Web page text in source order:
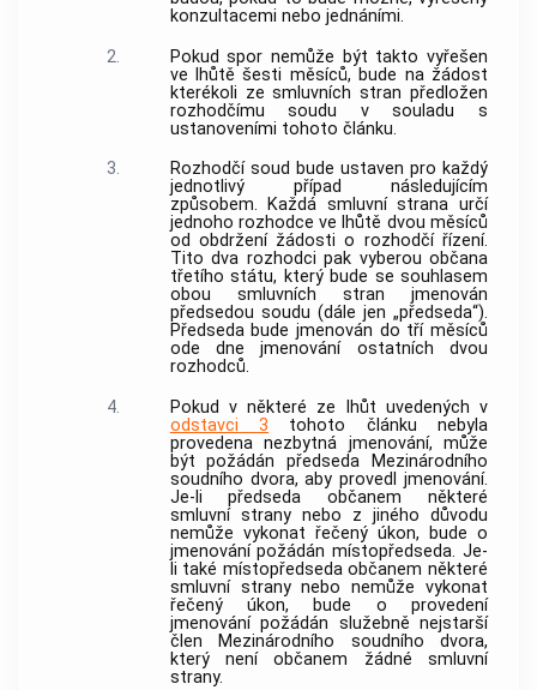
konzultacemi nebo jednáními.
2.
Pokud spor nemůže být takto vyřešen
ve lhůtě šesti měsíců, bude na žádost
kterékoli ze smluvních stran předložen
rozhodčímu soudu v souladu s
ustanoveními tohoto článku.
3.
Rozhodčí soud bude ustaven pro každý
jednotlivý případ následujícím
způsobem. Každá smluvní strana určí
jednoho rozhodce ve lhůtě dvou měsíců
od obdržení žádosti o rozhodčí řízení.
Tito dva rozhodci pak vyberou občana
třetího státu, který bude se souhlasem
obou smluvních stran jmenován
předsedou soudu (dále jen „předseda“).
Předseda bude jmenován do tří měsíců
ode dne jmenování ostatních dvou
rozhodců.
4.
Pokud v některé ze lhůt uvedených v
odstavci 3 tohoto článku nebyla
provedena nezbytná jmenování, může
být požádán předseda Mezinárodního
soudního dvora, aby provedl jmenování.
Je-li předseda občanem některé
smluvní strany nebo z jiného důvodu
nemůže vykonat řečený úkon, bude o
jmenování požádán místopředseda. Je-
li také místopředseda občanem některé
smluvní strany nebo nemůže vykonat
řečený úkon, bude o provedení
jmenování požádán služebně nejstarší
člen Mezinárodního soudního dvora,
který není občanem žádné smluvní
strany.